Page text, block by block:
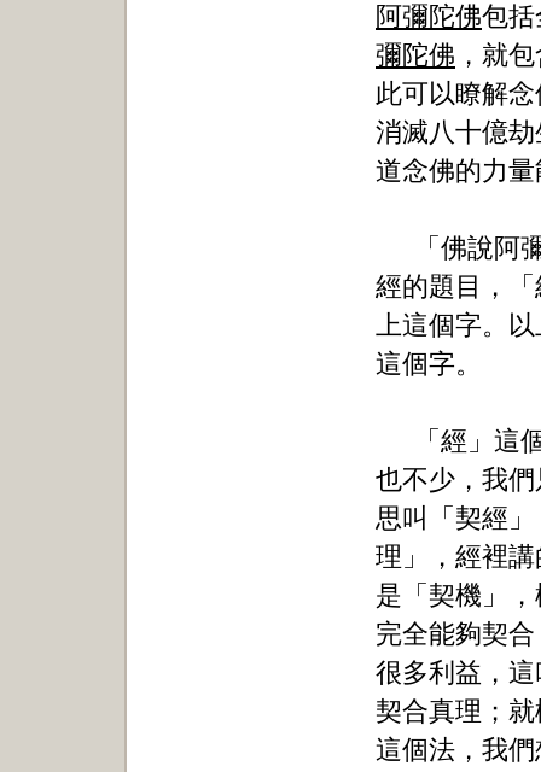
阿彌陀佛包
彌陀佛 ，就
此可以瞭解
消滅八十億
道念佛的力
「佛說阿
經的題目，
上這個字。
這個字。
「經」這
也不少，我
思叫「契經
理」，經裡
是「契機」
完全能夠契
很多利益，
契合真理；
這個法，我